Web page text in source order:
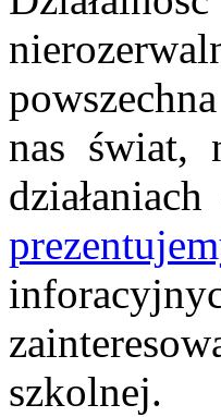
nas świat,
szkolnej.